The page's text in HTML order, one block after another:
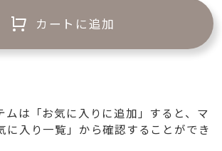
カートに追加
ムは「お気に入りに追加」すると、マ
に入り一覧」から確認することができ